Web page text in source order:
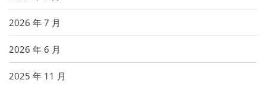
2026 年 7 月
2026 年 6 月
2025 年 11 月